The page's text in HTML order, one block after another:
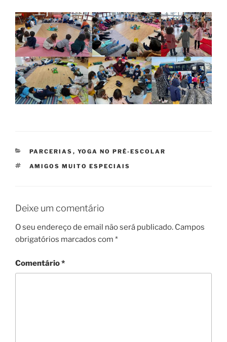
CATEGORIAS
PARCERIAS , YOGA NO PRÉ-ESCOLAR
ETIQUETAS
AMIGOS MUITO ESPECIAIS
Deixe um comentário
O seu endereço de email não será publicado. Campos
obrigatórios marcados com *
Comentário*